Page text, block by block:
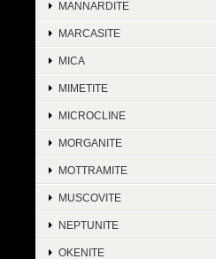
MANNARDITE
MARCASITE
MICA
MIMETITE
MICROCLINE
MORGANITE
MOTTRAMITE
MUSCOVITE
NEPTUNITE
OKENITE